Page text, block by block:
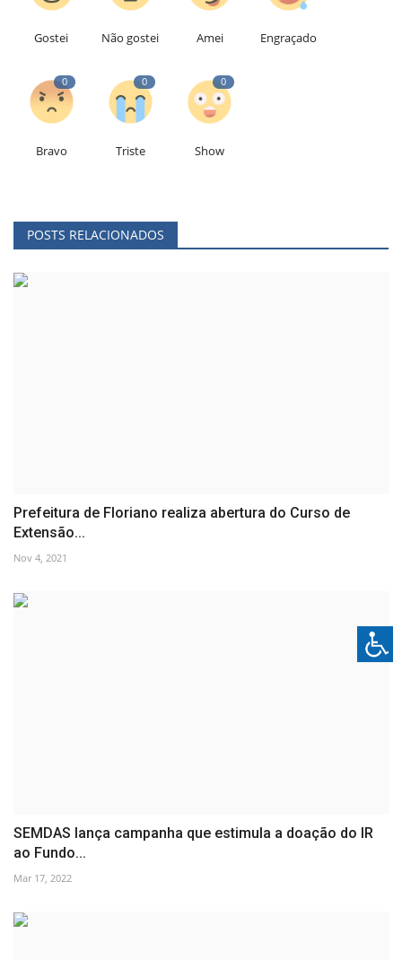
Gostei Não gostei Amei Engraçado
0
Bravo
0
Triste
0
Show
POSTS RELACIONADOS
Prefeitura de Floriano realiza abertura do Curso de
Extensão...
Nov 4, 2021
SEMDAS lança campanha que estimula a doação do IR
ao Fundo...
Mar 17, 2022